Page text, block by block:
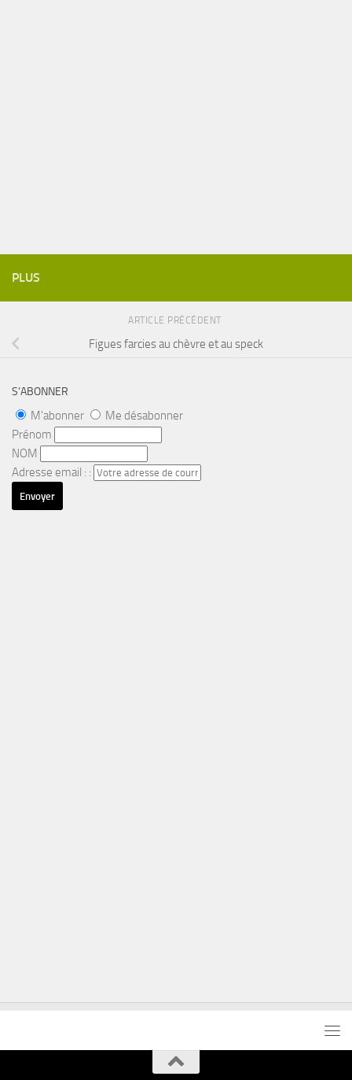
PLUS
ARTICLE PRÉCÉDENT
Figues farcies au chèvre et au speck
S’ABONNER
M'abonner
Me désabonner
Prénom
NOM
Adresse email : :